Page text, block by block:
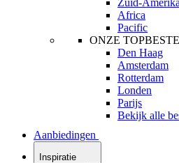
Zuid-Amerika
Africa
Pacific
ONZE
Den Haag
Amsterdam
Rotterdam
Londen
Parijs
Bekijk alle
Aanbiedingen
Inspiratie